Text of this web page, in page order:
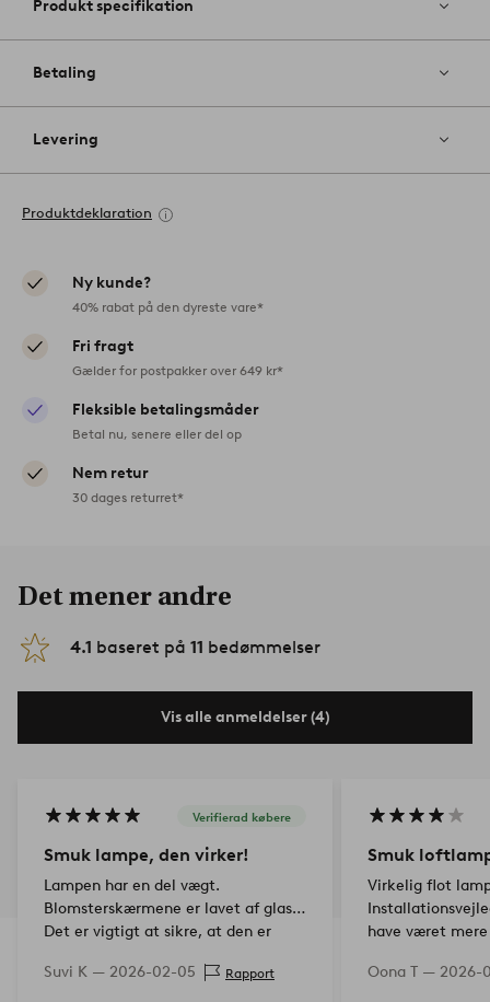
Produkt specifikation
Betaling
Levering
Produktdeklaration
Ny kunde?
40% rabat på den dyreste vare*
Fri fragt
Gælder for postpakker over 649 kr*
Fleksible betalingsmåder
Betal nu, senere eller del op
Nem retur
30 dages returret*
Det mener andre
4.1 baseret på 11 bedømmelser
Vis alle anmeldelser (4)
Verifierad købere
Smuk lampe, den virker!
Lampen har en del vægt.
Blomsterskærmene er lavet af glas.
Det er vigtigt at sikre, at den er
og har fungeret godt.
Suvi K — 2026-02-05 Rapport
Smuk
Virkelig flot
have været
lampen er i
Oona T — 2026-